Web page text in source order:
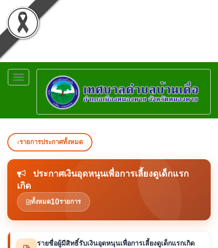
Toggle
navigation
รายการประกาศทั้งหมด
ประกาศเงินอุดหนุนเพื่อการเลี้ยงดูเด็กแรก
เกิด
ทั้งหมด10รายการ
รายชื่อผู้มีสิทธิ์รับเงินอุดหนุนเพื่อการเลี้ยงดูเด็กแรกเกิด